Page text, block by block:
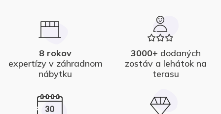
8 rokov
expertízy v záhradnom
nábytku
3000+ dodaných
zostáv a lehátok na
terasu